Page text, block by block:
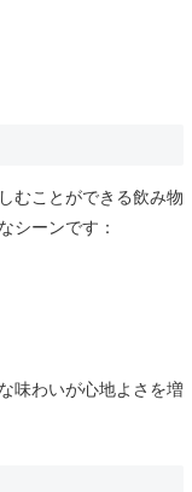
むことができる飲み物
シーンです：
味わいが心地よさを増